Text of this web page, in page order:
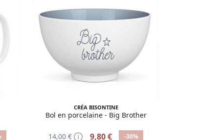
CRÉA BISONTINE
Bol en porcelaine - Big Brother
14,00 € 9,80 € -30%